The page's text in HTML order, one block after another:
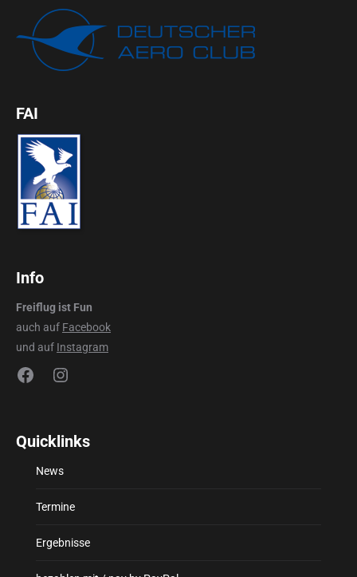
FAI
Info
Freiflug ist Fun
auch auf Facebook
und auf Instagram
FacebookInstagram
Quicklinks
News
Termine
Ergebnisse